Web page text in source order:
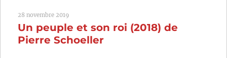
28 novembre 2019
Un peuple et son roi (2018) de
Pierre Schoeller